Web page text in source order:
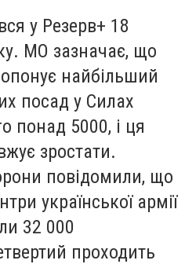
у Резерв+ 18
МО зазначає, що
найбільший
посад у Силах
понад 5000, і ця
зростати.
повідомили, що
української армії
32 000
проходить